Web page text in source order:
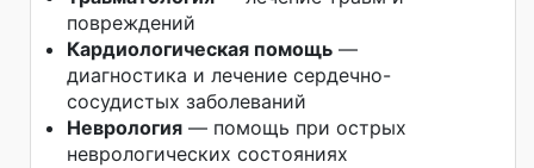
повреждений
Кардиологическая помощь —
диагностика и лечение сердечно-
сосудистых заболеваний
Неврология — помощь при острых
неврологических состояниях